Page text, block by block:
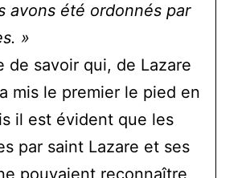
avons été ordonnés par
»
savoir qui, de Lazare
mis le premier le pied en
il est évident que les
par saint Lazare et ses
pouvaient reconnaître